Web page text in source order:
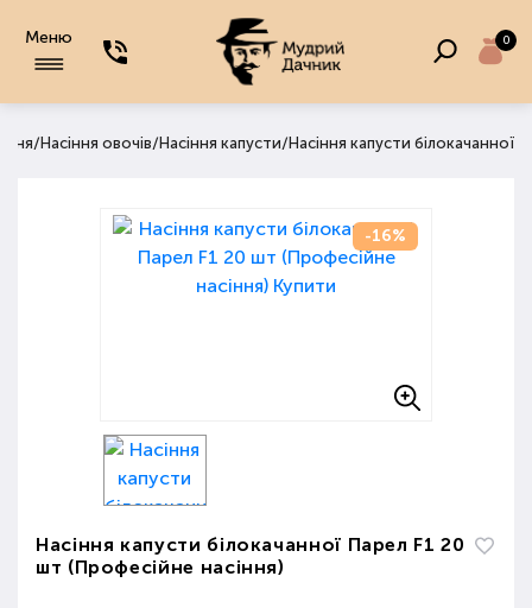
Меню 0
/ Насіння овочів/ Насіння капусти/ Насіння капусти білокачанної
-16%
Насіння капусти білокачанної Парел F1 20
шт (Професійне насіння)